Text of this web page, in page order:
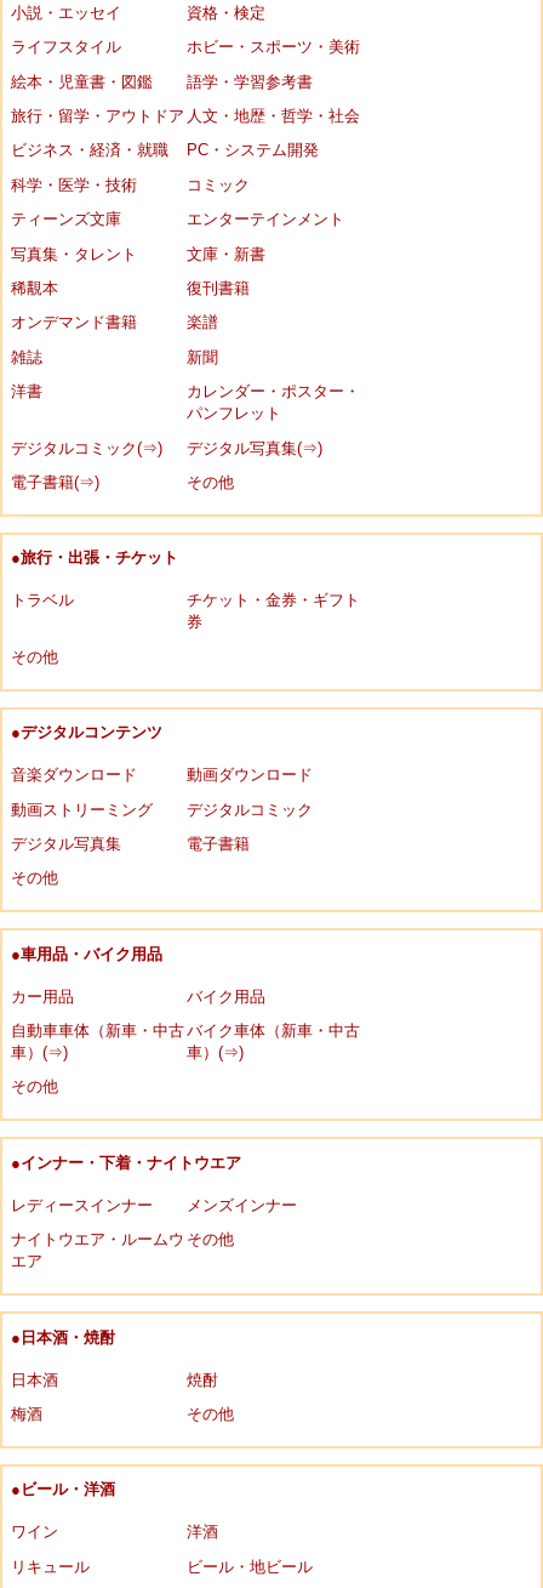
小説・エッセイ
資格・検定
ライフスタイル
ホビー・スポーツ・美術
絵本・児童書・図鑑
語学・学習参考書
旅行・留学・アウトドア 人文・地歴・哲学・社会
ビジネス・経済・就職
PC・システム開発
科学・医学・技術
コミック
ティーンズ文庫
エンターテインメント
写真集・タレント
文庫・新書
稀覯本
復刊書籍
オンデマンド書籍
楽譜
雑誌
新聞
洋書
カレンダー・ポスター・
パンフレット
デジタルコミック(⇒)
デジタル写真集(⇒)
電子書籍(⇒)
その他
●旅行・出張・チケット
トラベル
チケット・金券・ギフト
券
その他
●デジタルコンテンツ
音楽ダウンロード
動画ダウンロード
動画ストリーミング
デジタルコミック
デジタル写真集
電子書籍
その他
●車用品・バイク用品
カー用品
バイク用品
自動車車体（新車・中古
車）(⇒)
バイク車体（新車・中古
車）(⇒)
その他
●インナー・下着・ナイトウエア
レディースインナー
メンズインナー
ナイトウエア・ルームウ
エア
その他
●日本酒・焼酎
日本酒
焼酎
梅酒
その他
●ビール・洋酒
ワイン
洋酒
リキュール
ビール・地ビール